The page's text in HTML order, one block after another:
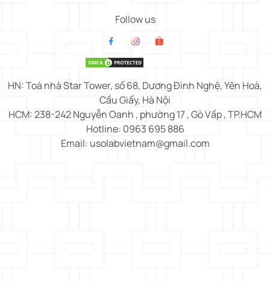
Follow us
HN: Toà nhà Star Tower, số 68, Dương Đình Nghệ, Yên Hoà,
Cầu Giấy, Hà Nội
HCM: 238-242 Nguyễn Oanh , phường 17 , Gò Vấp , TP.HCM
Hotline: 0963 695 886
Email: usolabvietnam@gmail.com